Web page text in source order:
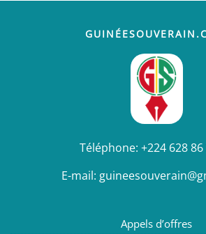
Téléphone: +224 628 86
E-mail:
Appels d’offres